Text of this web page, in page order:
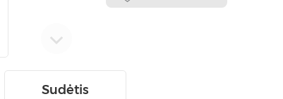
Sudėtis